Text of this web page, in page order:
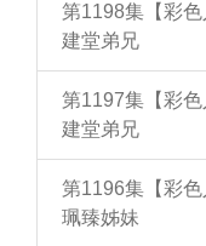
第1198集【彩
建堂弟兄
第1197集【彩
建堂弟兄
第1196集【彩
珮臻姊妹